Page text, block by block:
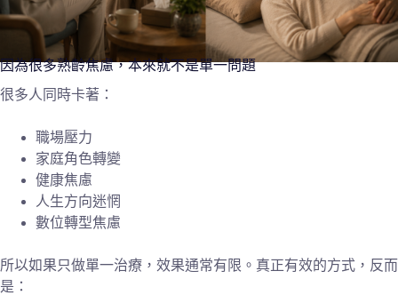
因為很多熟齡焦慮，本來就不是單一問題
很多人同時卡著：
職場壓力
家庭角色轉變
健康焦慮
人生方向迷惘
數位轉型焦慮
所以如果只做單一治療，效果通常有限。真正有效的方式，反而
是：